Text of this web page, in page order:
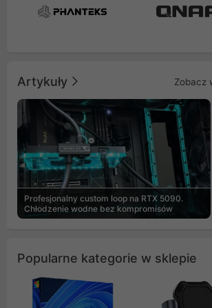
Artykuły Zobacz
Profesjonalny custom loop na RTX 5090.
Chłodzenie wodne bez kompromisów
Popularne kategorie w sklepie